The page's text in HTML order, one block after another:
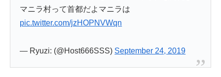
マニラ村って首都だよマニラは
pic.twitter.com/jzHOPNVWqn
— Ryuzi: (@Host666SSS) September 24, 2019